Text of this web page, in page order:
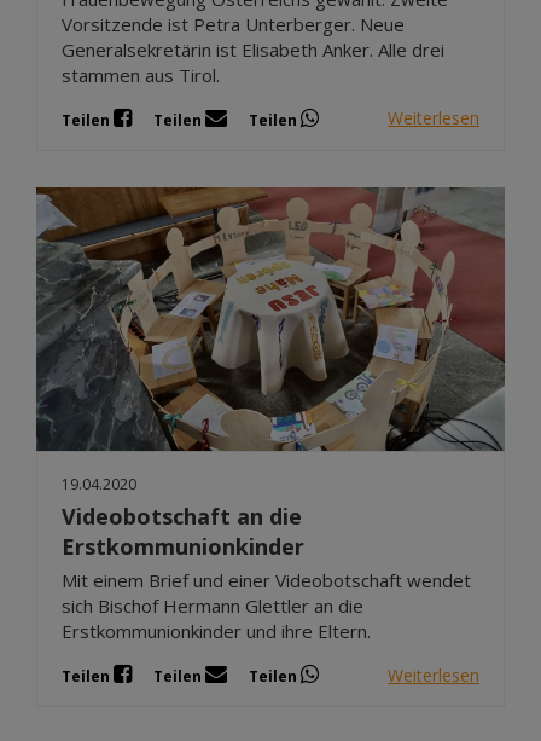
Vorsitzende ist Petra Unterberger. Neue
Generalsekretärin ist Elisabeth Anker. Alle drei
stammen aus Tirol.
Teilen Teilen Teilen Weiterlesen
19.04.2020
Videobotschaft an die
Erstkommunionkinder
Mit einem Brief und einer Videobotschaft wendet
sich Bischof Hermann Glettler an die
Erstkommunionkinder und ihre Eltern.
Teilen Teilen Teilen Weiterlesen